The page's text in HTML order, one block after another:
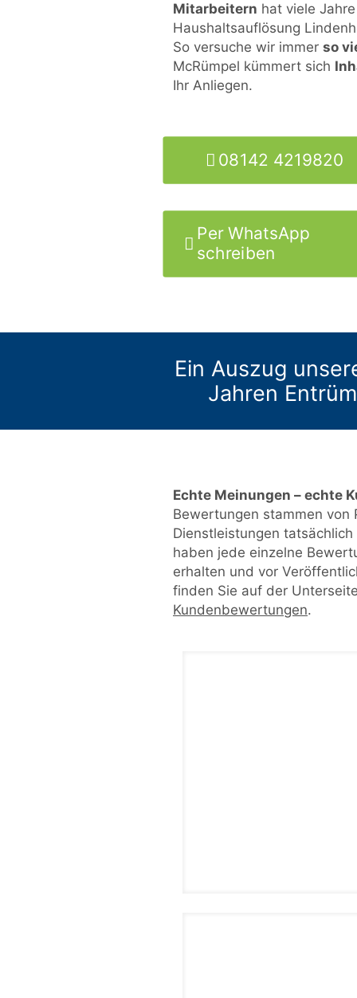
Mitarbeitern hat viele
Haushaltsauflösung
So versuche wir immer so
McRümpel kümmert sich
Ihr Anliegen.
08142 4219820
Per WhatsApp
schreiben
Ein Auszug
Jahren
Echte Meinungen – echte
Bewertungen stammen von
Dienstleistungen
haben jede einzelne
erhalten und vor
finden Sie auf der
Kundenbewertungen.